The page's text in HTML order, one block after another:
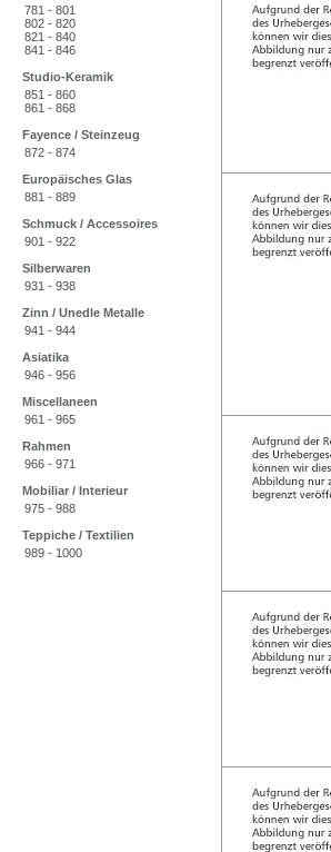
781 - 801
802 - 820
821 - 840
841 - 846
Studio-Keramik
851 - 860
861 - 868
Fayence / Steinzeug
872 - 874
Europäisches Glas
881 - 889
Schmuck / Accessoires
901 - 922
Silberwaren
931 - 938
Zinn / Unedle Metalle
941 - 944
Asiatika
946 - 956
Miscellaneen
961 - 965
Rahmen
966 - 971
Mobiliar / Interieur
975 - 988
Teppiche / Textilien
989 - 1000